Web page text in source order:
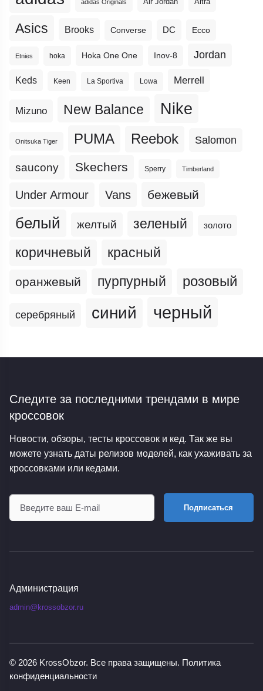
adidas Originals Air Jordan
Asics Brooks Converse DC Ecco
Etnies hoka Hoka One One Inov-8 Jordan
Keds Keen La Sportiva Lowa Merrell
Mizuno New Balance Nike
Onitsuka Tiger PUMA Reebok Salomon
saucony Skechers Sperry Timberland
Under Armour Vans бежевый
белый желтый зеленый золото
коричневый красный
оранжевый пурпурный розовый
серебряный синий черный
Следите за последними трендами в мире
кроссовок
Новости, обзоры, тесты кроссовок и кед. Так же вы
можете узнать даты релизов моделей, как ухаживать за
кроссовками или кедами.
Подписаться
Администрация
admin@krossobzor.ru
© 2026 KrossObzor. Все права защищены. Политика
конфиденциальности